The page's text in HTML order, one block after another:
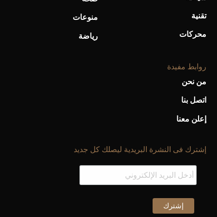
تقنية
محركات
منوعات
رياضة
روابط مفيدة
من نحن
اتصل بنا
إعلن معنا
إشترك فى النشرة البريدية ليصلك كل جديد